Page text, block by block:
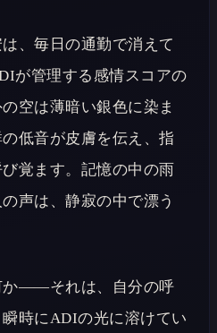
、毎日の通勤で消えて
が管理する感情スコアの
空は薄暗い銀色に染ま
低音が皮膚を伝え、指
覚ます。記憶の中の雨
声は、静寂の中で漂う
か――それは、自分の呼
時にADIの光に溶けてい